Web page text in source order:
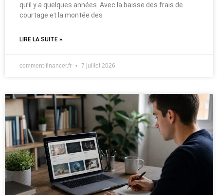
qu’il y a quelques années. Avec la baisse des frais de
courtage et la montée des
LIRE LA SUITE »
comment-financer.fr 7 juillet 2026